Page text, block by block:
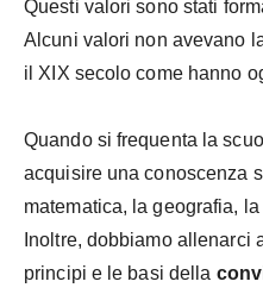
Questi valori sono stati
Alcuni valori non avevano
il XIX secolo come hanno
Quando si frequenta la
acquisire una conoscenza
matematica, la geografia,
Inoltre, dobbiamo allenarci
principi e le basi della